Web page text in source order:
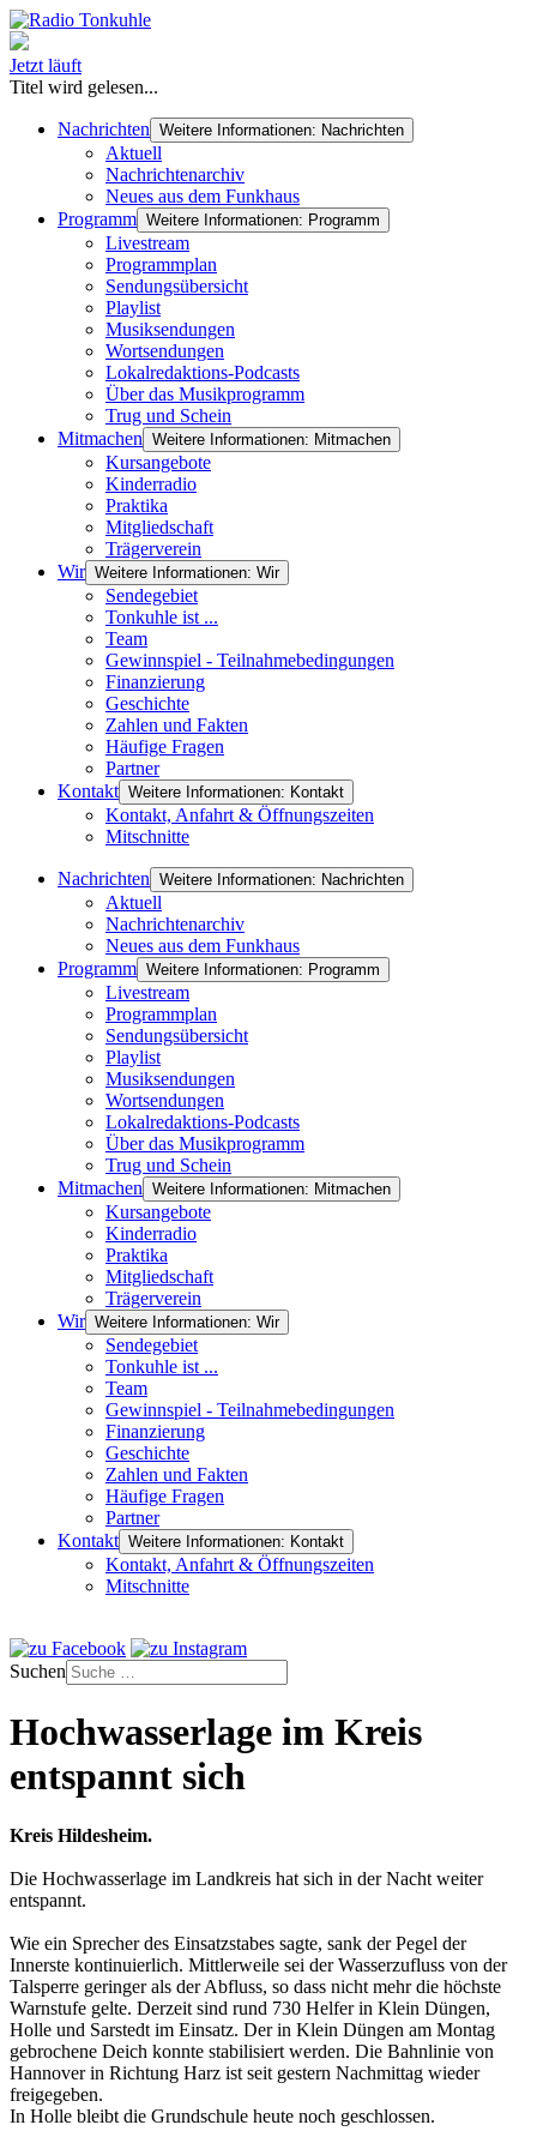
Jetzt läuft
Titel wird gelesen...
Nachrichten Weitere Informationen: Nachrichten
Aktuell
Nachrichtenarchiv
Neues aus dem Funkhaus
Programm Weitere Informationen: Programm
Livestream
Programmplan
Sendungsübersicht
Playlist
Musiksendungen
Wortsendungen
Lokalredaktions-Podcasts
Über das Musikprogramm
Trug und Schein
Mitmachen Weitere Informationen: Mitmachen
Kursangebote
Kinderradio
Praktika
Mitgliedschaft
Trägerverein
Wir Weitere Informationen: Wir
Sendegebiet
Tonkuhle ist ...
Team
Gewinnspiel - Teilnahmebedingungen
Finanzierung
Geschichte
Zahlen und Fakten
Häufige Fragen
Partner
Kontakt Weitere Informationen: Kontakt
Kontakt, Anfahrt & Öffnungszeiten
Mitschnitte
Nachrichten Weitere Informationen: Nachrichten
Aktuell
Nachrichtenarchiv
Neues aus dem Funkhaus
Programm Weitere Informationen: Programm
Livestream
Programmplan
Sendungsübersicht
Playlist
Musiksendungen
Wortsendungen
Lokalredaktions-Podcasts
Über das Musikprogramm
Trug und Schein
Mitmachen Weitere Informationen: Mitmachen
Kursangebote
Kinderradio
Praktika
Mitgliedschaft
Trägerverein
Wir Weitere Informationen: Wir
Sendegebiet
Tonkuhle ist ...
Team
Gewinnspiel - Teilnahmebedingungen
Finanzierung
Geschichte
Zahlen und Fakten
Häufige Fragen
Partner
Kontakt Weitere Informationen: Kontakt
Kontakt, Anfahrt & Öffnungszeiten
Mitschnitte
Suchen
Hochwasserlage im Kreis
entspannt sich
Kreis Hildesheim.
Die Hochwasserlage im Landkreis hat sich in der Nacht weiter
entspannt.
Wie ein Sprecher des Einsatzstabes sagte, sank der Pegel der
Innerste kontinuierlich. Mittlerweile sei der Wasserzufluss von der
Talsperre geringer als der Abfluss, so dass nicht mehr die höchste
Warnstufe gelte. Derzeit sind rund 730 Helfer in Klein Düngen,
Holle und Sarstedt im Einsatz. Der in Klein Düngen am Montag
gebrochene Deich konnte stabilisiert werden. Die Bahnlinie von
Hannover in Richtung Harz ist seit gestern Nachmittag wieder
freigegeben.
In Holle bleibt die Grundschule heute noch geschlossen.